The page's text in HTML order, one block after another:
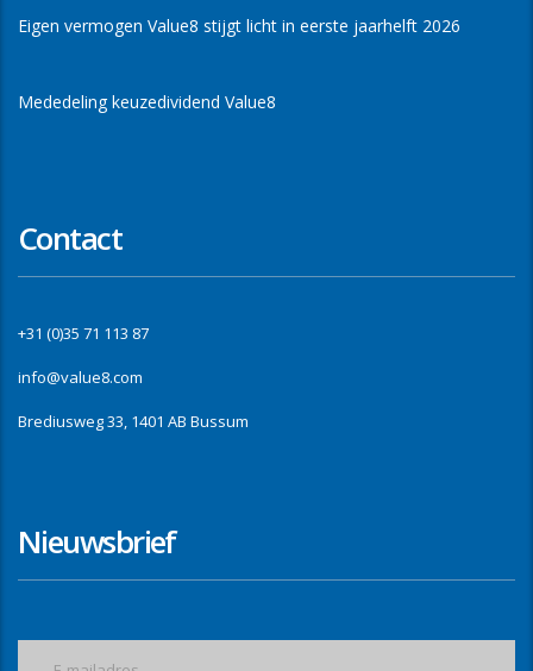
Eigen vermogen Value8 stijgt licht in eerste jaarhelft 2026
Mededeling keuzedividend Value8
Contact
+31 (0)35 71 113 87
info@value8.com
Brediusweg 33, 1401 AB Bussum
Nieuwsbrief